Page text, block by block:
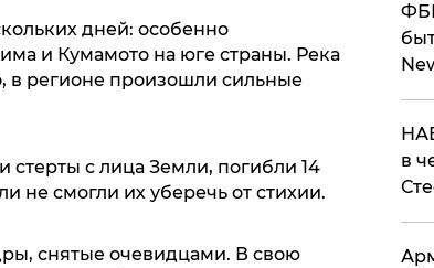
дней: особенно
и Кумамото на юге страны. Река
в регионе произошли сильные
стерты с лица Земли, погибли 14
не смогли их уберечь от стихии.
снятые очевидцами. В свою
в